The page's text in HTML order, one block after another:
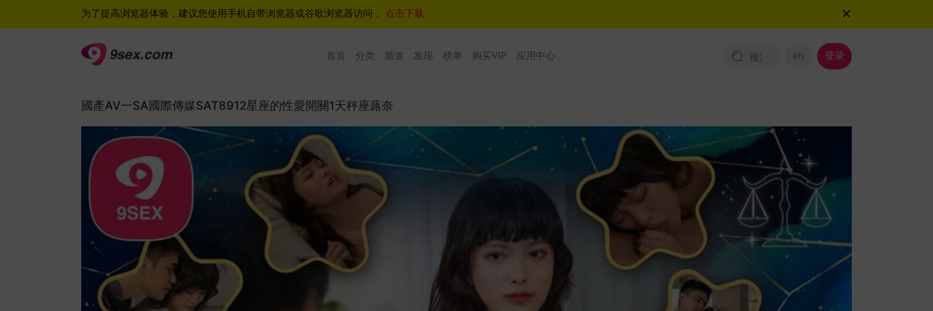
为了提高浏览器体验，建议您使用手机自带浏览器或谷歌浏览器访问， 点击下载
首页 分类 频道 发现 榜单 购买VIP 应用中心 en 登录
國產AV一SA國際傳媒SAT8912星座的性愛開關1天秤座蕗奈